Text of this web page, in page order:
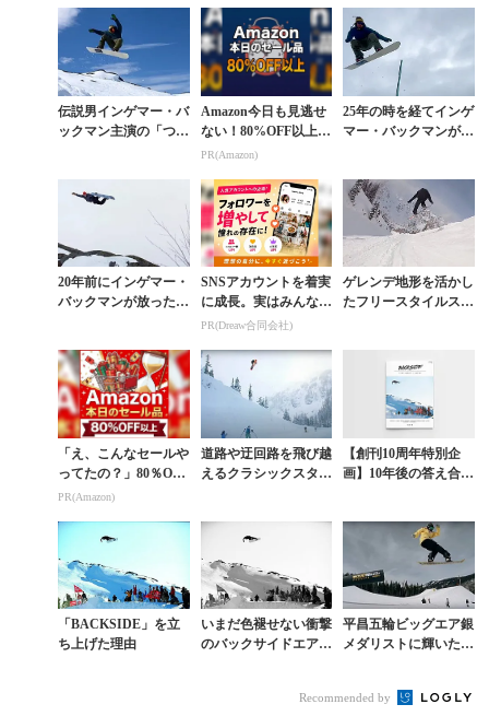
伝説男インゲマー・バ
ックマン主演の「つか
Amazon今日も見逃せ
ない！80%OFF以上が
続々登場
PR(Amazon)
25年の時を経てインゲ
マー・バックマンが愛
D』
20年前にインゲマー・
バックマンが放った巨
SNSアカウントを着実
に成長。実はみんなコ
コ使ってます。
PR(Dreaw合同会社)
ゲレンデ地形を活かし
たフリースタイルスノ
「え、こんなセールや
ってたの？」80％OFF
以上が続々登場！Am
PR(Amazon)
道路や迂回路を飛び越
えるクラシックスタイ
【創刊10周年特別企
画】10年後の答え合わ
「BACKSIDE」を立
ち上げた理由
いまだ色褪せない衝撃
のバックサイドエア映
平昌五輪ビッグエア銀
メダリストに輝いたカ
Recommended by